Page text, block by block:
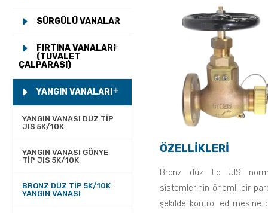
SÜRGÜLÜ VANALAR
FIRTINA VANALARI
(TUVALET
ÇALPARASI)
YANGIN VANALARI
YANGIN VANASI DÜZ TIP
JIS 5K/10K
YANGIN VANASI GÖNYE
TIP JIS 5K/10K
BRONZ DÜZ TIP 5K/10K
YANGIN VANASI
ÖZELLİKLERİ
Bronz düz tip JIS
sistemlerinin önemli bir
şekilde kontrol edilmesine